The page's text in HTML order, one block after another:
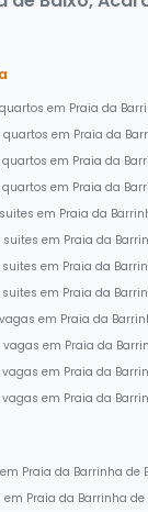
em Praia da
em Praia da
em Praia da
em Praia da
em Praia da
em Praia da
em Praia da
em Praia da
em Praia da
em Praia da
em Praia da
em Praia da
Praia da Barrinha de
Praia da Barrinha de